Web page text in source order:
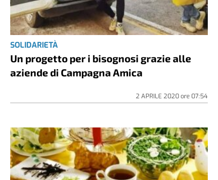
SOLIDARIETÀ
Un progetto per i bisognosi grazie alle
aziende di Campagna Amica
2 APRILE 2020ore 07:54